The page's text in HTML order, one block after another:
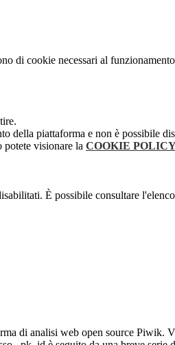
di cookie necessari al
della piattaforma e non è possibile
potete visionare la COOKIE
È possibile consultare
di analisi web open source